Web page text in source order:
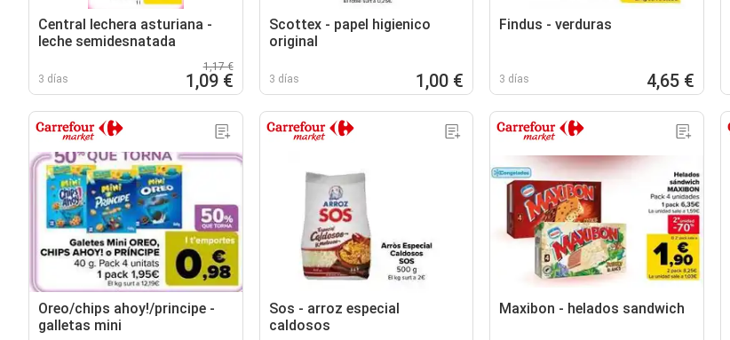
Central lechera asturiana -
leche semidesnatada
3 días
1,17 €
1,09 €
Scottex - papel higienico
original
3 días 1,00 €
Findus - verduras
3 días 4,65 €
Oreo/chips ahoy!/principe -
galletas mini
Sos - arroz especial
caldosos
Maxibon - helados sandwich